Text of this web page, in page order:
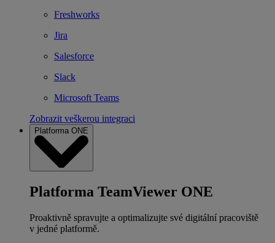
Freshworks
Jira
Salesforce
Slack
Microsoft Teams
Zobrazit veškerou integraci
Platforma ONE
Platforma TeamViewer ONE
Proaktivně spravujte a optimalizujte své digitální pracoviště
v jedné platformě.